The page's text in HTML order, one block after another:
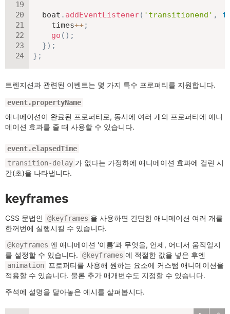
  boat
. addEventListener( 'transitionend' ,
    times
++;
go ( ) ;
}) ;
} ;
트렌지션과 관련된 이벤트는 몇 가지 특수 프로퍼티를 지원합니다.
event.propertyName
애니메이션이 완료된 프로퍼티로, 동시에 여러 개의 프로퍼티에 애니
메이션 효과를 줄 때 사용할 수 있습니다.
event.elapsedTime
transition-delay 가 없다는 가정하에 애니메이션 효과에 걸린 시
간(초)을 나타냅니다.
keyframes
CSS 문법인 @keyframes 을 사용하면 간단한 애니메이션 여러 개를
한꺼번에 실행시킬 수 있습니다.
@keyframes 엔 애니메이션 '이름’과 무엇을, 언제, 어디서 움직일지
를 설정할 수 있습니다. @keyframes 에 적절한 값을 넣은 후엔
animation
프로퍼티를 사용해 원하는 요소에 커스텀 애니메이션을
적용할 수 있습니다. 물론 추가 매개변수도 지정할 수 있습니다.
주석에 설명을 달아놓은 예시를 살펴봅시다.